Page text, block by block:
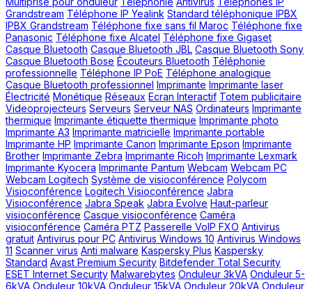
Grandstream Téléphone IP Yealink Standard téléphonique IPBX
IPBX Grandstream Téléphone fixe sans fil Maroc Téléphone fixe
Panasonic Téléphone fixe Alcatel Téléphone fixe Gigaset
Casque Bluetooth Casque Bluetooth JBL Casque Bluetooth Sony
Casque Bluetooth Bose Écouteurs Bluetooth Téléphonie
professionnelle Téléphone IP PoE Téléphone analogique
Casque Bluetooth professionnel Imprimante Imprimante laser
Électricité Monétique Réseaux Ecran Interactif Totem publicitaire
Videoprojecteurs Serveurs Serveur NAS Ordinateurs Imprimante
thermique Imprimante étiquette thermique Imprimante photo
Imprimante A3 Imprimante matricielle Imprimante portable
Imprimante HP Imprimante Canon Imprimante Epson Imprimante
Brother Imprimante Zebra Imprimante Ricoh Imprimante Lexmark
Imprimante Kyocera Imprimante Pantum Webcam Webcam PC
Webcam Logitech Système de visioconférence Polycom
Visioconférence Logitech Visioconférence Jabra
Visioconférence Jabra Speak Jabra Evolve Haut-parleur
visioconférence Casque visioconférence Caméra
visioconférence Caméra PTZ Passerelle VoIP FXO Antivirus
gratuit Antivirus pour PC Antivirus Windows 10 Antivirus Windows
11 Scanner virus Anti malware Kaspersky Plus Kaspersky
Standard Avast Premium Security Bitdefender Total Security
ESET Internet Security Malwarebytes Onduleur 3kVA Onduleur 5-
6kVA Onduleur 10kVA Onduleur 15kVA Onduleur 20kVA Onduleur